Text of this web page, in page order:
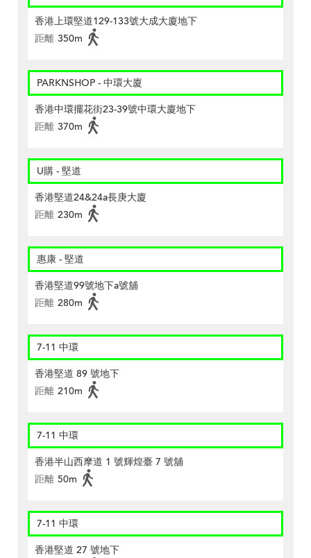
香港上環堅道129-133號大成大廈地下
距離 350m
PARKNSHOP - 中環大廈
香港中環擺花街23-39號中環大廈地下
距離 370m
U購 - 堅道
香港堅道24&24a長庚大廈
距離 230m
惠康 - 堅道
香港堅道99號地下a號舖
距離 280m
7-11 中環
香港堅道 89 號地下
距離 210m
7-11 中環
香港半山西摩道 1 號輝煌臺 7 號舖
距離 50m
7-11 中環
香港堅道 27 號地下